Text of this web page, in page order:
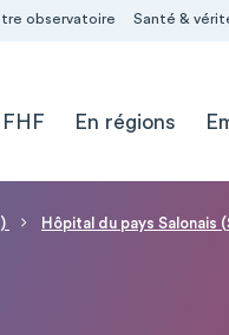
observatoire Santé &
FHF En régions
Hôpital du pays Salonais